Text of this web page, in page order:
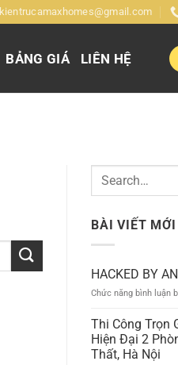
kientrucamaxhomes@gmail.com
BẢNG GIÁ LIÊN HỆ
BÀI VIẾT
HACKED BY
Chức năng bình luận
Thi Công Trọn
Hiện Đại 2
Thất, Hà Nội